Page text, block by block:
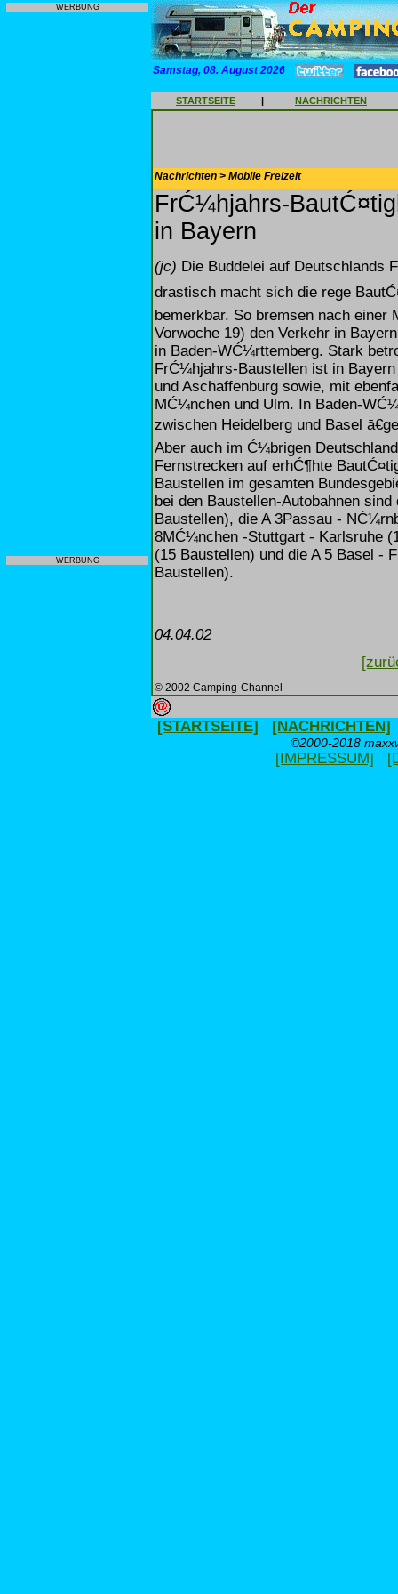
WERBUNG
WERBUNG
Samstag, 08. August 2026
STARTSEITE | NACHRICHTEN
Nachrichten > Mobile Freizeit
FrĆ¼hjahrs-
in Bayern
(jc) Die Buddelei auf Deutschlands
drastisch macht sich die rege
bemerkbar. So bremsen nach einer
Vorwoche 19) den Verkehr in
in Baden-WĆ¼rttemberg. Stark
FrĆ¼hjahrs-Baustellen ist in
und Aschaffenburg sowie, mit
MĆ¼nchen und Ulm. In Baden-
zwischen Heidelberg und Basel
Aber auch im Ć¼brigen
Fernstrecken auf erhĆ¶hte
Baustellen im gesamten
bei den Baustellen-Autobahnen
Baustellen), die A 3Passau -
8MĆ¼nchen -Stuttgart - Karlsruhe
(15 Baustellen) und die A 5 Basel -
Baustellen).
04.04.02
© 2002 Camping-Channel
[STARTSEITE] [NACHRICHTEN]
©2000-2018
[IMPRESSUM]